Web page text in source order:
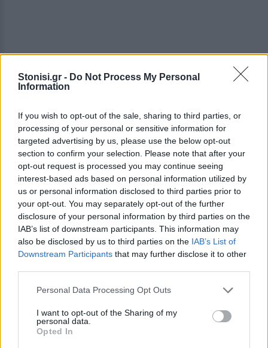
Stonisi.gr - Do Not Process My Personal
Information
If you wish to opt-out of the sale, sharing to third parties, or
processing of your personal or sensitive information for
targeted advertising by us, please use the below opt-out
section to confirm your selection. Please note that after your
opt-out request is processed you may continue seeing
interest-based ads based on personal information utilized by
us or personal information disclosed to third parties prior to
your opt-out. You may separately opt-out of the further
disclosure of your personal information by third parties on the
IAB’s list of downstream participants. This information may
also be disclosed by us to third parties on the IAB’s List of
Downstream Participants that may further disclose it to other
Personal Data Processing Opt Outs
I want to opt-out of the Sharing of my
personal data.
Opted In
Στο Παλαιό κτήριο του Αρχαιολογικού Μουσείου
Ρωμαιοκρατία. Στον πρώτο όροφο του αρχοντικού
φιλοξενούνται εκθέματα της τελικής Νεολιθικής
εποχής (κεραμική, εργαλεία και κοσμήματα από